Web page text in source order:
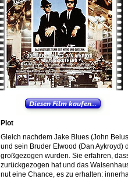
Plot
Gleich nachdem Jake Blues (John
und sein Bruder Elwood (Dan Aykroyd)
großgezogen wurden. Sie erfahren,
zurückgezogen hat und das
nut eine Chance, es zu erhalten: